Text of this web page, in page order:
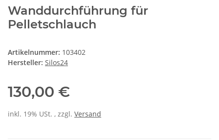
Wanddurchführung für
Pelletschlauch
Artikelnummer: 103402
Hersteller: Silos24
130,00 €
inkl. 19% USt. , zzgl. Versand